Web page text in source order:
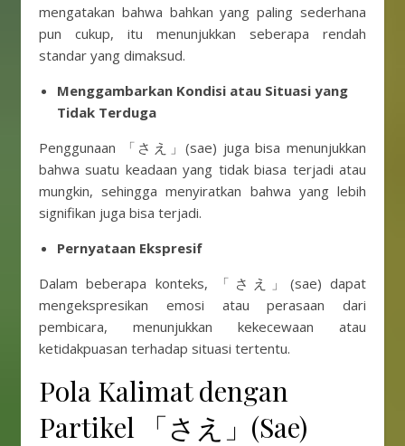
mengatakan bahwa bahkan yang paling sederhana
pun cukup, itu menunjukkan seberapa rendah
standar yang dimaksud.
Menggambarkan Kondisi atau Situasi yang
Tidak Terduga
Penggunaan 「さえ」(sae) juga bisa menunjukkan
bahwa suatu keadaan yang tidak biasa terjadi atau
mungkin, sehingga menyiratkan bahwa yang lebih
signifikan juga bisa terjadi.
Pernyataan Ekspresif
Dalam beberapa konteks, 「さえ」(sae) dapat
mengekspresikan emosi atau perasaan dari
pembicara, menunjukkan kekecewaan atau
ketidakpuasan terhadap situasi tertentu.
Pola Kalimat dengan
Partikel 「さえ」(Sae)